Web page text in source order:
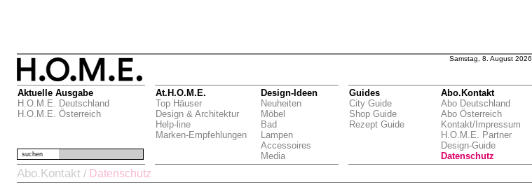
Samstag, 8. August 2026
Aktuelle Ausgabe
H.O.M.E. Deutschland
H.O.M.E. Österreich
At.H.O.M.E.
Top Häuser
Design & Architektur
Help-line
Marken-Empfehlungen
Design-Ideen
Neuheiten
Möbel
Bad
Lampen
Accessoires
Media
Guides
City Guide
Shop Guide
Rezept Guide
Abo.Kontakt
Abo Deutschland
Abo Österreich
Kontakt/Impressum
H.O.M.E. Partner
Design-Guide
Datenschutz
suchen
Abo.Kontakt / Datenschutz